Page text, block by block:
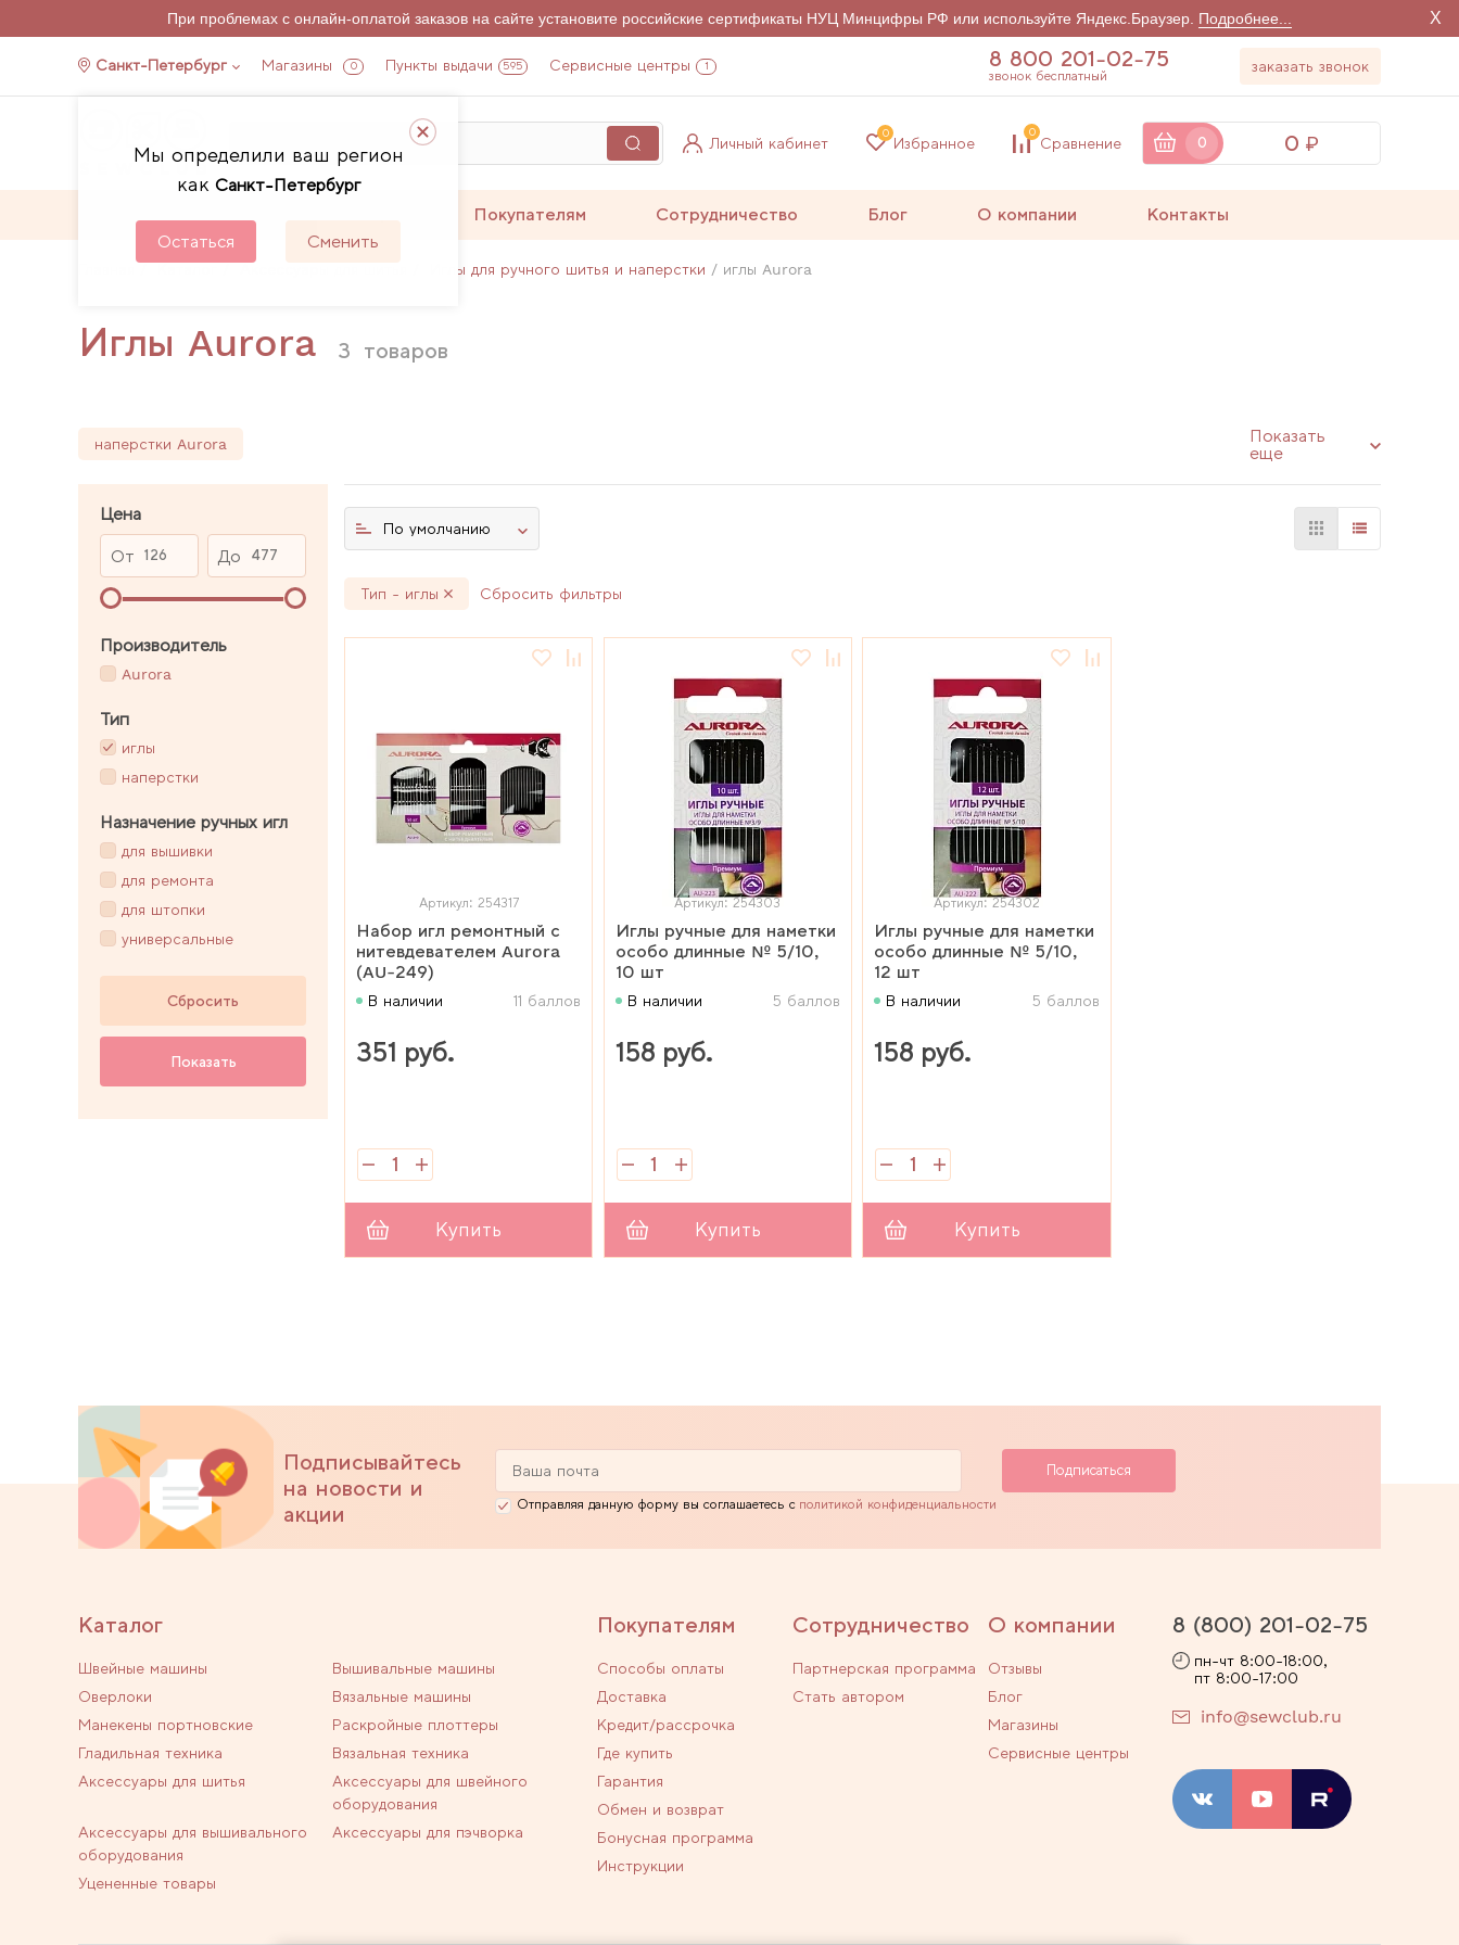
При проблемах с онлайн-оплатой заказов на сайте установите российские сертификаты НУЦ Минцифры РФ или используйте Яндекс.Браузер. Подробнее... X
Санкт-Петербург Магазины 0 Пункты выдачи 595 Сервисные центры 1
Мы определили ваш регион
как Санкт-Петербург
Остаться Сменить
8 800 201-02-75
звонок бесплатный
заказать звонок
Личный кабинет Избранное
0
Сравнение
0
0 0
Покупателям Сотрудничество Блог О компании Контакты
Каталог Аксессуары для шитья Иглы для ручного шитья и наперстки иглы Aurora
Иглы Aurora 3 товаров
наперстки Aurora
Показать
еще
Цена
От До
Производитель
Aurora
Тип
иглы
наперстки
Назначение ручных игл
для вышивки
для ремонта
для штопки
универсальные
Сбросить
Показать
По умолчанию
Тип - иглы Сбросить фильтры
Артикул: 254317
Набор игл ремонтный с
нитевдевателем Aurora
(AU-249)
В наличии 11 баллов
351 руб.
Купить
Артикул: 254303
Иглы ручные для наметки
особо длинные № 5/10,
10 шт
В наличии 5 баллов
158 руб.
Купить
Артикул: 254302
Иглы ручные для наметки
особо длинные № 5/10,
12 шт
В наличии 5 баллов
158 руб.
Купить
Подписывайтесь
на новости и
акции
Отправляя данную форму вы соглашаетесь с политикой конфиденциальности
Каталог
Швейные машины
Вышивальные машины
Оверлоки
Вязальные машины
Манекены портновские
Раскройные плоттеры
Гладильная техника
Вязальная техника
Аксессуары для шитья
Аксессуары для швейного
оборудования
Аксессуары для вышивального
оборудования
Аксессуары для пэчворка
Уцененные товары
Покупателям
Способы оплаты
Доставка
Кредит/рассрочка
Где купить
Гарантия
Обмен и возврат
Бонусная программа
Инструкции
Сотрудничество
Партнерская программа
Стать автором
О компании
Отзывы
Блог
Магазины
Сервисные центры
8 (800) 201-02-75
пн-чт 8:00-18:00,
пт 8:00-17:00
info@sewclub.ru